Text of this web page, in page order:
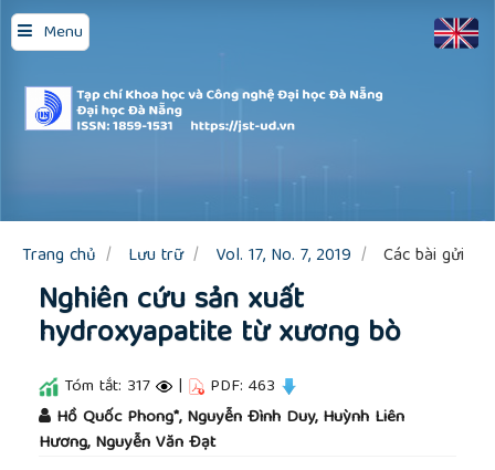
Menu
Quick
jump
to
page
content
Main
Sidebar
Trang chủ Lưu trữ Vol. 17, No. 7, 2019 Các bài gửi
Nghiên cứu sản xuất
hydroxyapatite từ xương bò
Tóm tắt: 317 | PDF: 463
Hồ Quốc Phong*, Nguyễn Đình Duy, Huỳnh Liên
Hương, Nguyễn Văn Đạt